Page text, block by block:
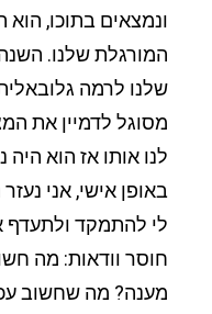
ונמצאים בתוכו,
המורגלת שלנו.
שלנו לרמה
מסוגל לדמיין את
לנו אותו אז הוא היה
באופן אישי, אני
לי להתמקד
חוסר וודאות: מה
מענה? מה שחשוב